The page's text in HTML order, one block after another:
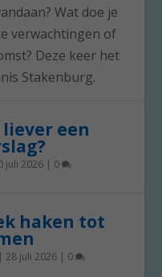
Wat doe je
verwachtingen of
Deze keer het
Stakenburg.
een
juli 2026 | 0
haken tot
|28 juli 2026 | 0